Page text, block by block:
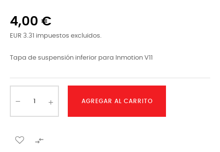
4,00 €
EUR 3.31 impuestos excluidos.
Tapa de suspensión inferior para Inmotion V11
AGREGAR AL CARRITO
